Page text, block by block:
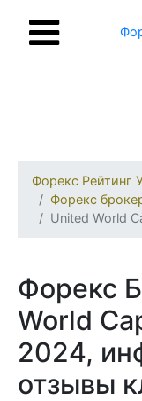
Форекс Рейтинг
Форекс
United World
Форекс
World
2024,
отзывы